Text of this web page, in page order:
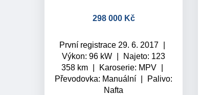
298 000 Kč
První registrace 29. 6. 2017
Výkon: 96 kW
Najeto: 123
358 km
Karoserie: MPV
Převodovka: Manuální
Palivo:
Nafta